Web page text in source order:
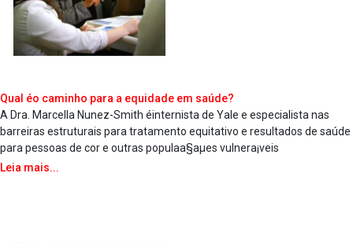
Qual éo caminho para a equidade em saúde?
A Dra. Marcella Nunez-Smith éinternista de Yale e especialista nas
barreiras estruturais para tratamento equitativo e resultados de saúde
para pessoas de cor e outras populaa§aµes vulnera¡veis
Leia mais...